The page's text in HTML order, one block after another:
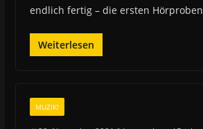
endlich fertig – die ersten Hörproben
Weiterlesen
MUZIK!